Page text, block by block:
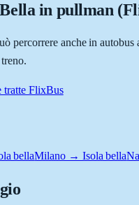
in pullman
percorrere anche in autobus
tratte FlixBus
bellaMilano → Isola bella